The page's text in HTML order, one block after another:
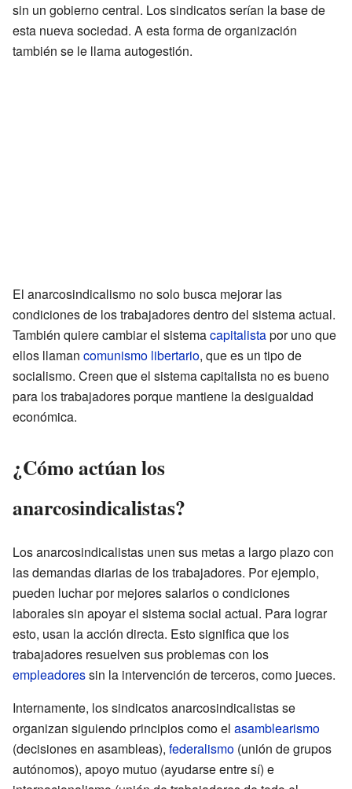
sin un gobierno central. Los sindicatos serían la base de
esta nueva sociedad. A esta forma de organización
también se le llama autogestión.
El anarcosindicalismo no solo busca mejorar las
condiciones de los trabajadores dentro del sistema actual.
También quiere cambiar el sistemacapitalistapor uno que
ellos llaman comunismo libertario, que es un tipo de
socialismo. Creen que el sistema capitalista no es bueno
para los trabajadores porque mantiene la desigualdad
económica.
¿Cómo actúan los
anarcosindicalistas?
Los anarcosindicalistas unen sus metas a largo plazo con
las demandas diarias de los trabajadores. Por ejemplo,
pueden luchar por mejores salarios o condiciones
laborales sin apoyar el sistema social actual. Para lograr
esto, usan la acción directa. Esto significa que los
trabajadores resuelven sus problemas con los
empleadoressin la intervención de terceros, como jueces.
Internamente, los sindicatos anarcosindicalistas se
organizan siguiendo principios como el asamblearismo
(decisiones en asambleas), federalismo (unión de grupos
autónomos), apoyo mutuo (ayudarse entre sí) e